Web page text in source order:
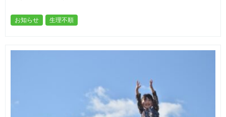
お知らせ 生理不順